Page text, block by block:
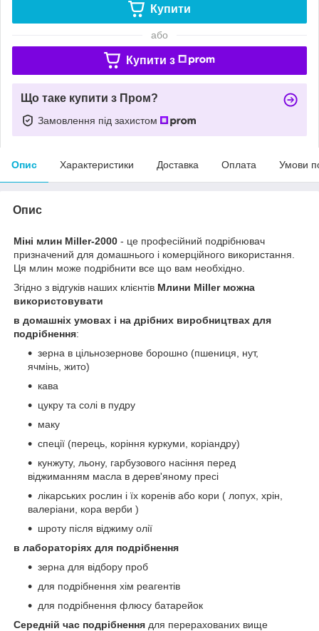
Купити
або
Купити з
Що таке купити з Пром?
Замовлення під захистом
Опис Характеристики Доставка Оплата Умови
Опис
Міні млин Miller-2000 - це професійний подрібнювач
призначений для домашнього і комерційного використання.
Ця млин може подрібнити все що вам необхідно.
Згідно з відгуків наших клієнтів Млини Miller можна
використовувати
в домашніх умовах і на дрібних виробництвах для
подрібнення:
зерна в цільнозернове борошно (пшениця, нут,
ячмінь, жито)
кава
цукру та солі в пудру
маку
спеції (перець, коріння куркуми, коріандру)
кунжуту, льону, гарбузового насіння перед
віджиманням масла в дерев'яному пресі
лікарських рослин і їх коренів або кори ( лопух, хрін,
валеріани, кора верби )
шроту після віджиму олії
в лабораторіях для подрібнення
зерна для відбору проб
для подрібнення хім реагентів
для подрібнення флюсу батарейок
Середній час подрібнення для перерахованих вище